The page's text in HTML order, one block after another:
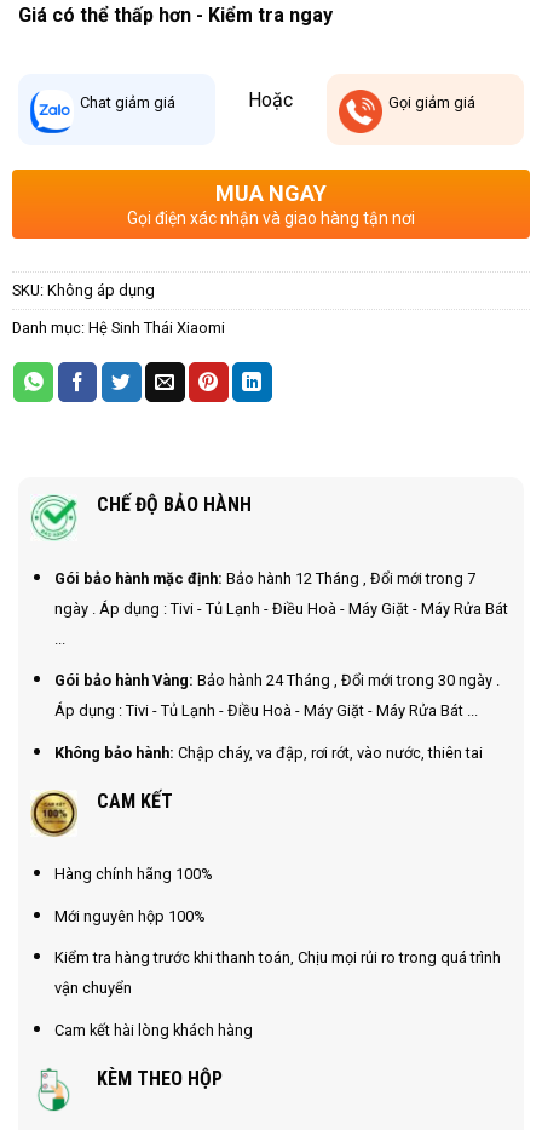
Giá có thể thấp hơn - Kiểm tra ngay
Chat giảm giá Hoặc Gọigiảm giá
MUA NGAY
Gọi điện xác nhận và giao hàng tận nơi
SKU: Không áp dụng
Danh mục: Hệ Sinh Thái Xiaomi
CHẾ ĐỘ BẢO HÀNH
Gói bảo hành mặc định: Bảo hành 12 Tháng , Đổi mới trong 7
ngày . Áp dụng : Tivi - Tủ Lạnh - Điều Hoà - Máy Giặt - Máy Rửa Bát
Gói bảo hành Vàng: Bảo hành 24 Tháng , Đổi mới trong 30 ngày .
Áp dụng : Tivi - Tủ Lạnh - Điều Hoà - Máy Giặt - Máy Rửa Bát ...
Không bảo hành: Chập cháy, va đập, rơi rớt, vào nước, thiên tai
CAM KẾT
Hàng chính hãng 100%
Mới nguyên hộp 100%
Kiểm tra hàng trước khi thanh toán, Chịu mọi rủi ro trong quá trình
vận chuyển
Cam kết hài lòng khách hàng
KÈM THEO HỘP